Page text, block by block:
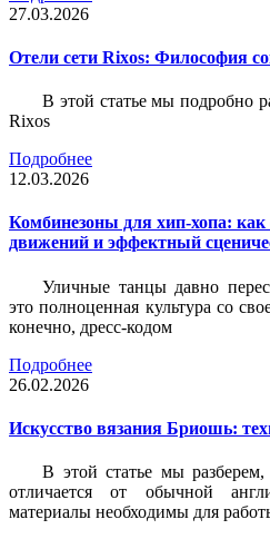
27.03.2026
Отели сети Rixos: Философия
В этой статье мы подробно
Rixos
Подробнее
12.03.2026
Комбинезоны для хип-хопа: как
движений и эффектный
Уличные танцы давно
это полноценная культура со
конечно, дресс-кодом
Подробнее
26.02.2026
Искусство вязания Бриошь:
В этой статье мы
отличается от обычной
материалы необходимы для